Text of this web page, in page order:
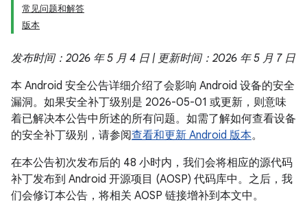
常见问题和解答
版本
发布时间：2026 年 5 月 4 日 | 更新时间：2026 年 5 月 7 日
本 Android 安全公告详细介绍了会影响 Android 设备的安全
漏洞。如果安全补丁级别是 2026-05-01 或更新，则意味
着已解决本公告中所述的所有问题。如需了解如何查看设备
的安全补丁级别，请参阅查看和更新 Android 版本。
在本公告初次发布后的 48 小时内，我们会将相应的源代码
补丁发布到 Android 开源项目 (AOSP) 代码库中。之后，我
们会修订本公告，将相关 AOSP 链接增补到本文中。